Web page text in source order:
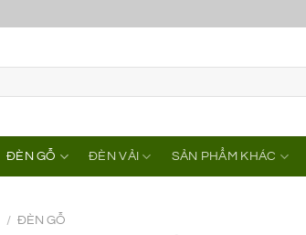
ĐÈN GỖ ĐÈN VẢI SẢN PHẨM KHÁC
/ ĐÈN GỖ